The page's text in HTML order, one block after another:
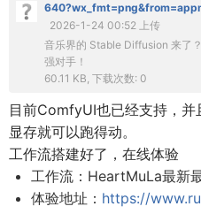
2026-1-24 00:52 上传
音乐界的 Stable Diffusion 来了
强对手！
60.11 KB, 下载次数: 0
目前ComfyUI也已经支持，
显存就可以跑得动。
工作流搭建好了，在线体验
工作流：HeartMuLa最新
体验地址： https://